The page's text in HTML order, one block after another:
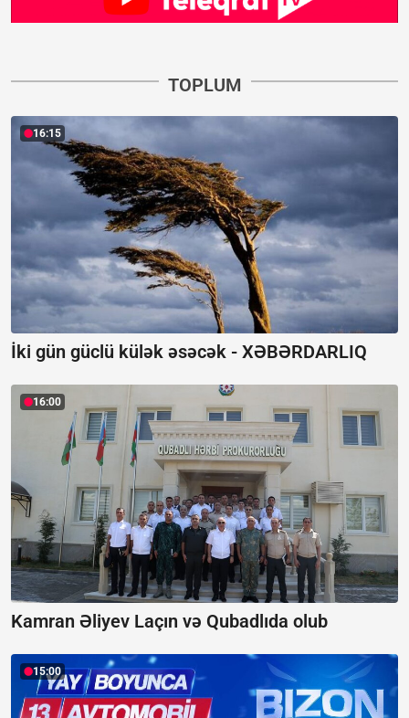
TOPLUM
16:15
İki gün güclü külək əsəcək - XƏBƏRDARLIQ
16:00
Kamran Əliyev Laçın və Qubadlıda olub
15:00